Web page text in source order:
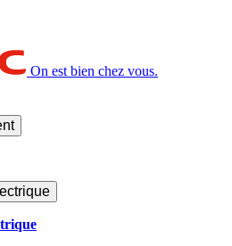
On est bien chez vous.